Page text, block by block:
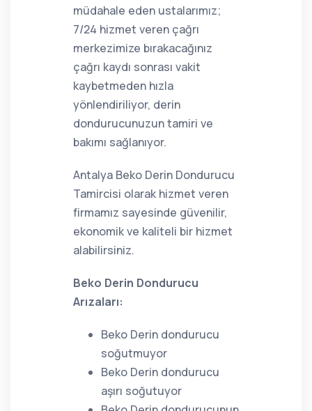
müdahale eden ustalarımız;
7/24 hizmet veren çağrı
merkezimize bırakacağınız
çağrı kaydı sonrası vakit
kaybetmeden hızla
yönlendiriliyor, derin
dondurucunuzun tamiri ve
bakımı sağlanıyor.
Antalya Beko Derin Dondurucu
Tamircisi olarak hizmet veren
firmamız sayesinde güvenilir,
ekonomik ve kaliteli bir hizmet
alabilirsiniz.
Beko Derin Dondurucu
Arızaları:
Beko Derin dondurucu
soğutmuyor
Beko Derin dondurucu
aşırı soğutuyor